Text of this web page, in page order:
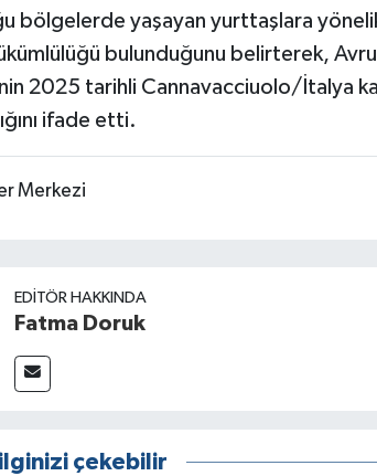
bölgelerde yaşayan yurttaşlara
bulunduğunu belirterek,
2025 tarihli Cannavacciuolo/İtalya
ifade etti.
Merkezi
EDITÖR HAKKINDA
Fatma Doruk
çekebilir